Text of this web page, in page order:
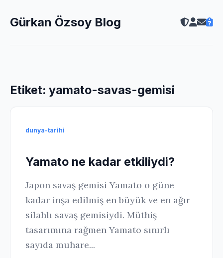
Gürkan Özsoy Blog
Etiket: yamato-savas-gemisi
dunya-tarihi
Yamato ne kadar etkiliydi?
Japon savaş gemisi Yamato o güne
kadar inşa edilmiş en büyük ve en ağır
silahlı savaş gemisiydi. Müthiş
tasarımına rağmen Yamato sınırlı
sayıda muhare...